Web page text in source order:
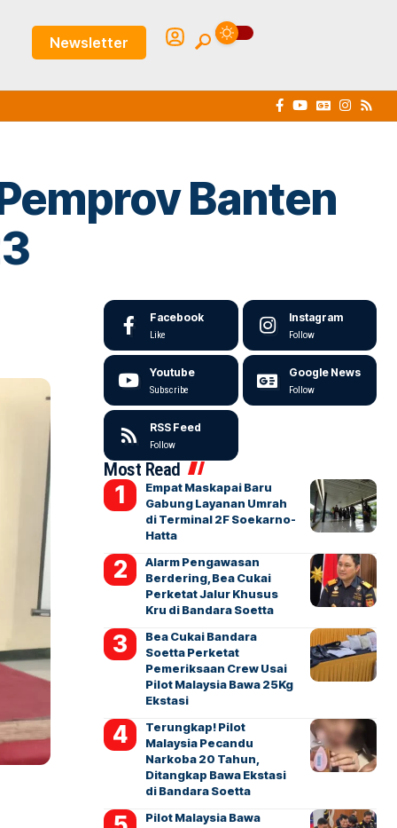
Newsletter
Banten
Facebook
Like
Instagram
Follow
Youtube
Subscribe
Google News
Follow
RSS Feed
Follow
Most Read
Empat Maskapai Baru
Gabung Layanan Umrah
di Terminal 2F Soekarno-
Hatta
Alarm Pengawasan
Berdering, Bea Cukai
Perketat Jalur Khusus
Kru di Bandara Soetta
Bea Cukai Bandara
Soetta Perketat
Pemeriksaan Crew Usai
Pilot Malaysia Bawa 25Kg
Ekstasi
Terungkap! Pilot
Malaysia Pecandu
Narkoba 20 Tahun,
Ditangkap Bawa Ekstasi
di Bandara Soetta
Pilot Malaysia Bawa